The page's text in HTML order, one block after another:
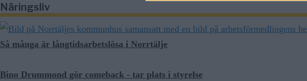
Näringsliv
Så många är långtidsarbetslösa i Norrtälje
Bino Drummond gör comeback - tar plats i styrelse